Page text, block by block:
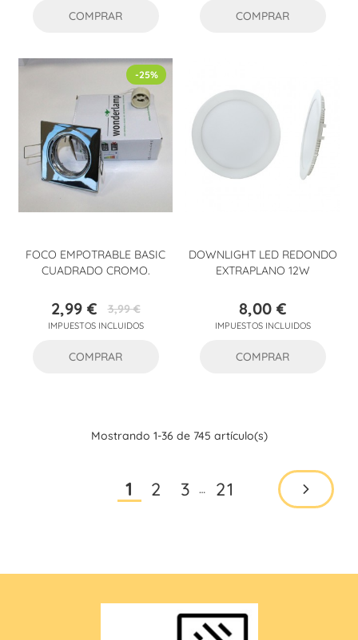
COMPRAR COMPRAR
FOCO EMPOTRABLE BASIC
CUADRADO CROMO.
Precio
2,99 €Precio
base
3,99 €
IMPUESTOS INCLUIDOS
-25%
COMPRAR
DOWNLIGHT LED REDONDO
EXTRAPLANO 12W
Precio
8,00 €
IMPUESTOS INCLUIDOS
COMPRAR
Mostrando 1-36 de 745 artículo(s)
1 2 3 … 21